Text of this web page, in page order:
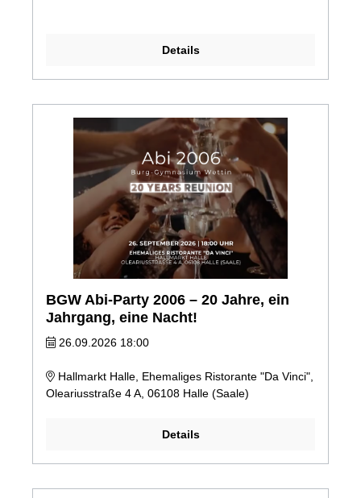
Details
BGW Abi-Party 2006 – 20 Jahre, ein
Jahrgang, eine Nacht!
26.09.2026 18:00
Hallmarkt Halle, Ehemaliges Ristorante "Da Vinci",
Oleariusstraße 4 A, 06108 Halle (Saale)
Details